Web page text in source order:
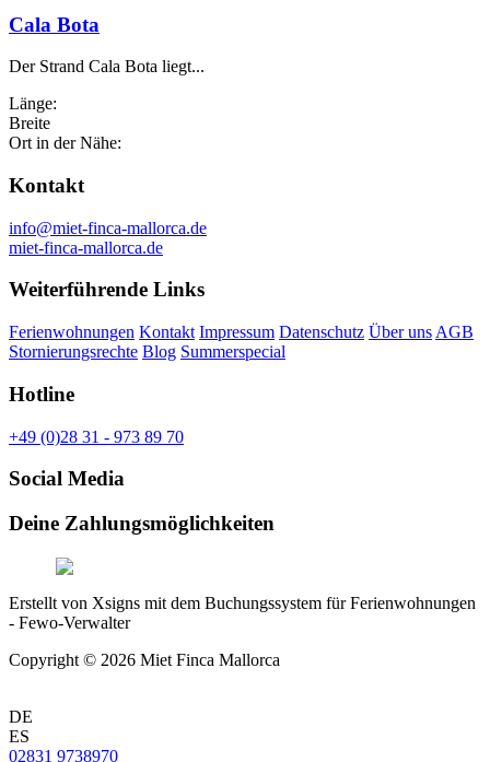
Cala Bota
Der Strand Cala Bota liegt...
Länge:
Breite
Ort in der Nähe:
Kontakt
info@miet-finca-mallorca.de
miet-finca-mallorca.de
Weiterführende Links
Ferienwohnungen Kontakt Impressum Datenschutz Über uns AGB
Stornierungsrechte Blog Summerspecial
Hotline
+49 (0)28 31 - 973 89 70
Social Media
Deine Zahlungsmöglichkeiten
Erstellt von Xsigns mit dem Buchungssystem für Ferienwohnungen
- Fewo-Verwalter
Copyright © 2026 Miet Finca Mallorca
DE
ES
02831 9738970